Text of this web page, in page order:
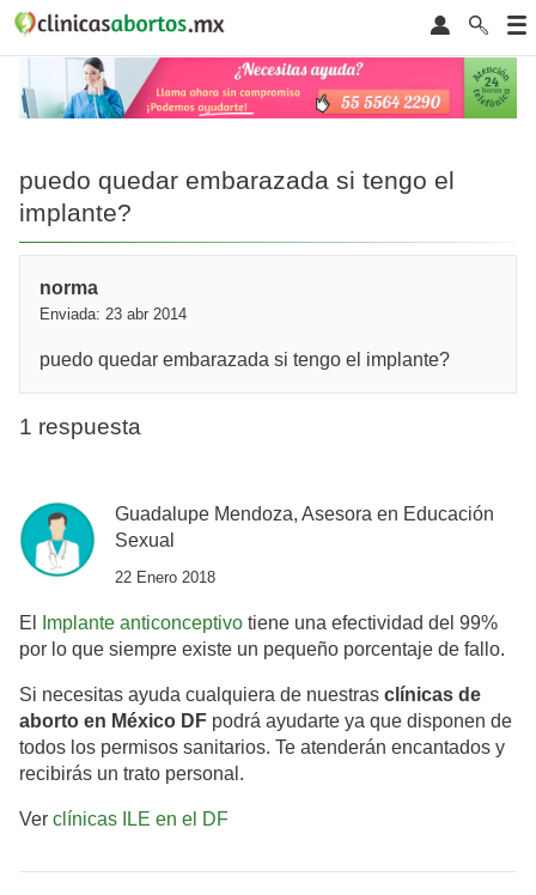
puedo quedar embarazada si tengo el
implante?
norma
Enviada: 23 abr 2014
puedo quedar embarazada si tengo el implante?
1 respuesta
Guadalupe Mendoza, Asesora en Educación
Sexual
22 Enero 2018
El Implante anticonceptivo tiene una efectividad del 99%
por lo que siempre existe un pequeño porcentaje de fallo.
Si necesitas ayuda cualquiera de nuestras clínicas de
aborto en México DF podrá ayudarte ya que disponen de
todos los permisos sanitarios. Te atenderán encantados y
recibirás un trato personal.
Ver clínicas ILE en el DF